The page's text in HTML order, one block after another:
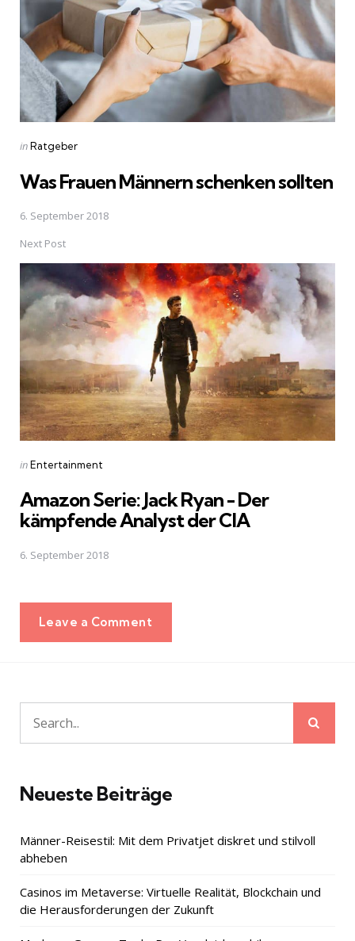
Posted
inRatgeber
Was Frauen Männern schenken sollten
6. September 2018
Next Post
Posted
inEntertainment
Amazon Serie: Jack Ryan - Der
kämpfende Analyst der CIA
6. September 2018
Leave a Comment
Search
for:
Neueste Beiträge
Männer-Reisestil: Mit dem Privatjet diskret und stilvoll
abheben
Casinos im Metaverse: Virtuelle Realität, Blockchain und
die Herausforderungen der Zukunft